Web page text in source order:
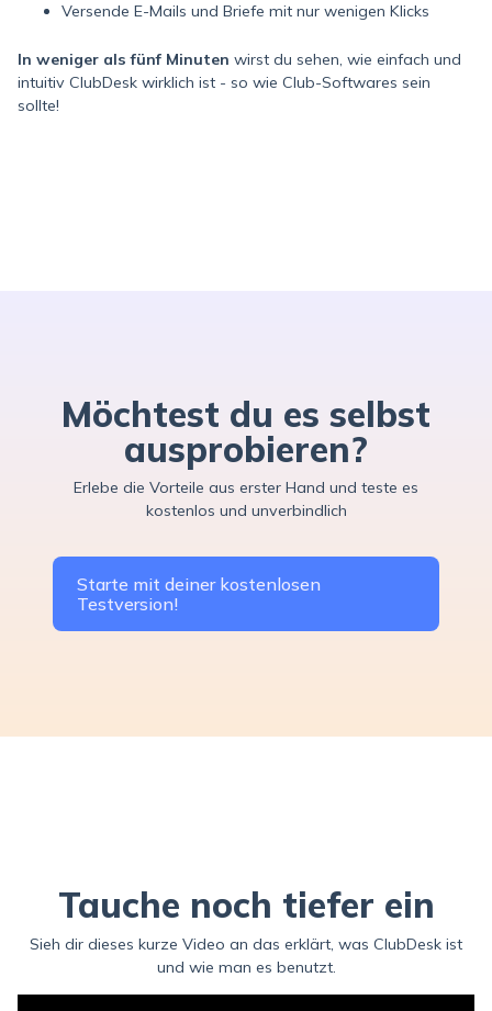
Versende E-Mails und Briefe mit nur wenigen Klicks
In weniger als fünf Minuten wirst du sehen, wie einfach und
intuitiv ClubDesk wirklich ist - so wie Club-Softwares sein
sollte!
Möchtest du es selbst
ausprobieren?
Erlebe die Vorteile aus erster Hand und teste es
kostenlos und unverbindlich
Starte mit deiner kostenlosen
Testversion!
Tauche noch tiefer ein
Sieh dir dieses kurze Video an das erklärt, was ClubDesk ist
und wie man es benutzt.